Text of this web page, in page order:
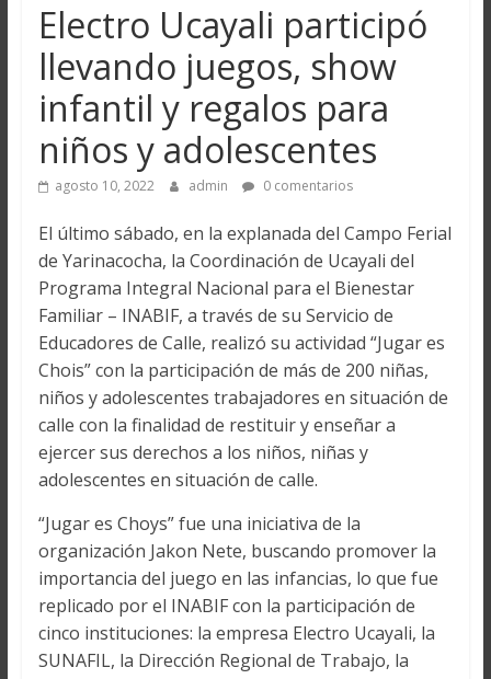
Electro Ucayali participó
llevando juegos, show
infantil y regalos para
niños y adolescentes
agosto 10, 2022 admin 0 comentarios
El último sábado, en la explanada del Campo Ferial
de Yarinacocha, la Coordinación de Ucayali del
Programa Integral Nacional para el Bienestar
Familiar – INABIF, a través de su Servicio de
Educadores de Calle, realizó su actividad “Jugar es
Chois” con la participación de más de 200 niñas,
niños y adolescentes trabajadores en situación de
calle con la finalidad de restituir y enseñar a
ejercer sus derechos a los niños, niñas y
adolescentes en situación de calle.
“Jugar es Choys” fue una iniciativa de la
organización Jakon Nete, buscando promover la
importancia del juego en las infancias, lo que fue
replicado por el INABIF con la participación de
cinco instituciones: la empresa Electro Ucayali, la
SUNAFIL, la Dirección Regional de Trabajo, la